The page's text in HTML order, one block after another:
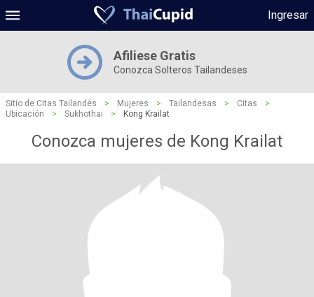
Ingresar
Afiliese Gratis
Conozca Solteros Tailandeses
Sitio de Citas Tailandés > Mujeres > Tailandesas > Citas
>
Ubicación
> Sukhothai > Kong Krailat
Conozca mujeres de Kong Krailat